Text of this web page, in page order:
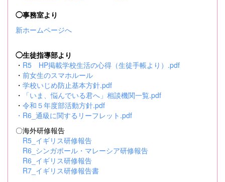
◯事務室より
新ホームページへ
◯生徒指導部より
・ R5 HP掲載学校生活の心得（生徒手帳より）.pdf
・ 前女生のスマホルール
・ 学校いじめ防止基本方針.pdf
・
「いま、悩んでいる君へ」相談機関一覧.pdf
・ 令和５年度部活動方針.pdf
・ R6_通級に関するリーフレット.pdf
〇海外研修報告
R5_イギリス研修報告
R6_シンガポール・マレーシア研修報告
R6_イギリス研修報告
R7_イギリス研修報告書